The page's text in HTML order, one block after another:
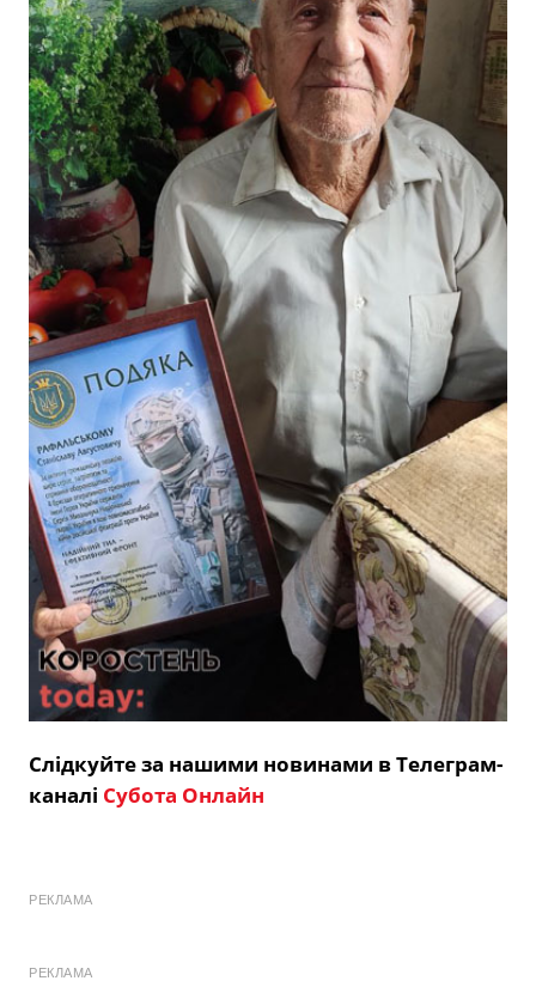
Слідкуйте за нашими новинами в Телеграм-
каналі Субота Онлайн
РЕКЛАМА
РЕКЛАМА